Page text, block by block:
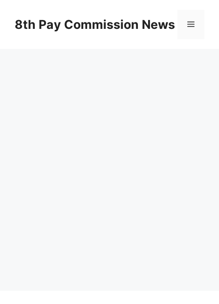
content8th Pay Commission News Menu